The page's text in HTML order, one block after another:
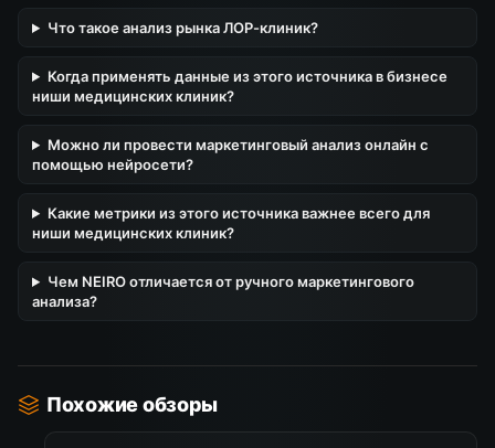
Что такое анализ рынка ЛОР-клиник?
Когда применять данные из этого источника в бизнесе
ниши медицинских клиник?
Можно ли провести маркетинговый анализ онлайн с
помощью нейросети?
Какие метрики из этого источника важнее всего для
ниши медицинских клиник?
Чем NEIRO отличается от ручного маркетингового
анализа?
Похожие обзоры